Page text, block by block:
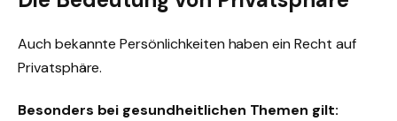
Auch bekannte Persönlichkeiten haben ein Recht auf
Privatsphäre.
Besonders bei gesundheitlichen Themen gilt: